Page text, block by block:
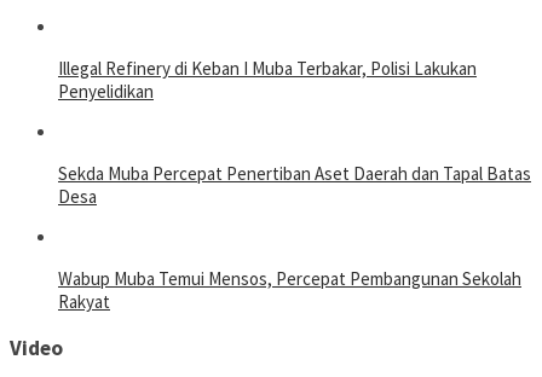
Illegal Refinery di Keban I Muba Terbakar, Polisi Lakukan
Penyelidikan
Sekda Muba Percepat Penertiban Aset Daerah dan Tapal Batas
Desa
Wabup Muba Temui Mensos, Percepat Pembangunan Sekolah
Rakyat
Video